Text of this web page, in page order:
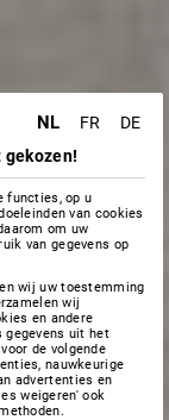
NL FR
DE
gekozen!
functies, op u
van cookies
om uw
van gegevens op
wij uw toestemming
wij
en andere
gegevens uit het
de volgende
nauwkeurige
advertenties en
weigeren' ook